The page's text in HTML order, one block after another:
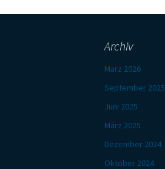
Archiv
März 2026
September 2025
Juni 2025
März 2025
Dezember 2024
Oktober 2024